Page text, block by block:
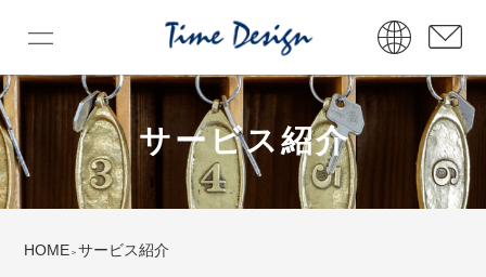
サービス紹介
HOME サービス紹介